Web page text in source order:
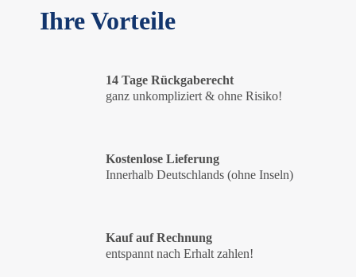
Ihre Vorteile
14 Tage Rückgaberecht
ganz unkompliziert & ohne Risiko!
Kostenlose Lieferung
Innerhalb Deutschlands (ohne Inseln)
Kauf auf Rechnung
entspannt nach Erhalt zahlen!